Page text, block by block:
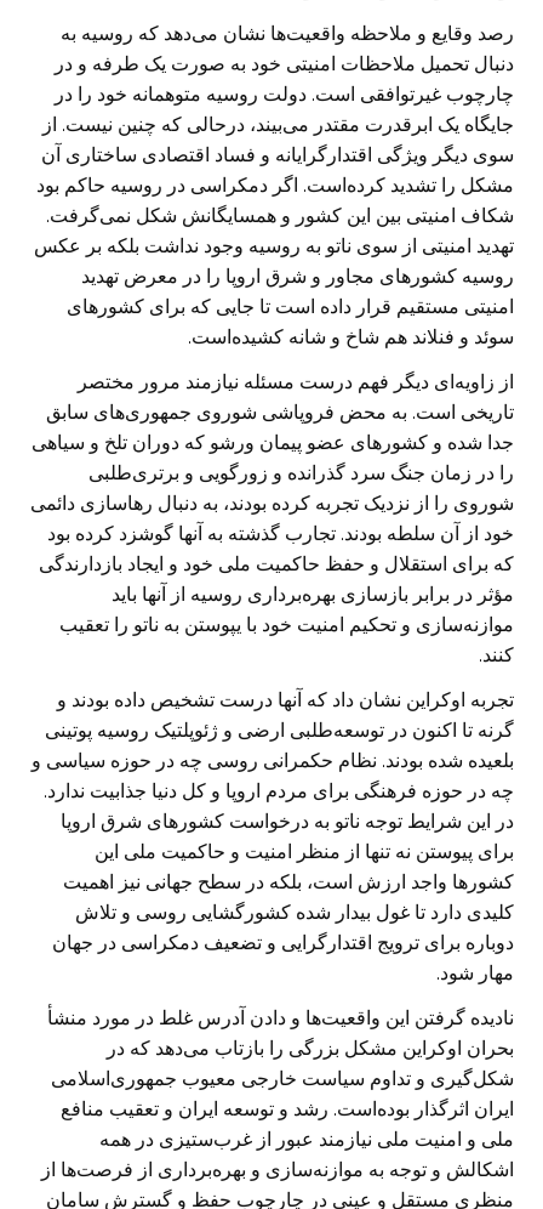
رصد وقایع و ملاحظه واقعیت‌ها نشان می‌دهد که روسیه به
دنبال تحمیل ملاحظات امنیتی خود به صورت یک طرفه و در
چارچوب غیرتوافقی است. دولت روسیه متوهمانه خود را در
جایگاه یک ابرقدرت مقتدر می‌بیند، درحالی که چنین نیست. از
سوی دیگر ویژگی اقتدارگرایانه و فساد اقتصادی ساختاری آن
مشکل را تشدید کرده‌است. اگر دمکراسی در روسیه حاکم بود
شکاف امنیتی بین این کشور و همسایگانش شکل نمی‌گرفت.
تهدید امنیتی از سوی ناتو به روسیه وجود نداشت بلکه بر عکس
روسیه کشورهای مجاور و شرق اروپا را در معرض تهدید
امنیتی مستقیم قرار داده است تا جایی که برای کشورهای
سوئد و فنلاند هم شاخ و شانه کشیده‌است.
از زاویه‌ای دیگر فهم درست مسئله نیازمند مرور مختصر
تاریخی است. به محض فروپاشی شوروی جمهوری‌های سابق
جدا شده و کشورهای عضو پیمان ورشو که دوران تلخ و سیاهی
را در زمان جنگ سرد گذرانده و زورگویی و برتری‌طلبی
شوروی را از نزدیک تجربه کرده بودند، به دنبال رهاسازی دائمی
خود از آن سلطه بودند. تجارب گذشته به آنها گوشزد کرده بود
که برای استقلال و حفظ حاکمیت ملی خود و ایجاد بازدارندگی
مؤثر در برابر بازسازی بهره‌برداری روسیه از آنها باید
موازنه‌سازی و تحکیم امنیت خود با یپوستن به ناتو را تعقیب
کنند.
تجربه اوکراین نشان داد که آنها درست تشخیص داده بودند و
گرنه تا اکنون در توسعه‌طلبی ارضی و ژئوپلتیک روسیه پوتینی
بلعیده شده بودند. نظام حکمرانی روسی چه در حوزه سیاسی و
چه در حوزه فرهنگی برای مردم اروپا و کل دنیا جذابیت ندارد.
در این شرایط توجه ناتو به درخواست کشورهای شرق اروپا
برای پیوستن نه تنها از منظر امنیت و حاکمیت ملی این
کشورها واجد ارزش است، بلکه در سطح جهانی نیز اهمیت
کلیدی دارد تا غول بیدار شده کشورگشایی روسی و تلاش
دوباره برای ترویج اقتدارگرایی و تضعیف دمکراسی در جهان
مهار شود.
نادیده گرفتن این واقعیت‌ها و دادن آدرس غلط در مورد منشأ
بحران اوکراین مشکل بزرگی را بازتاب می‌دهد که در
شکل‌گیری و تداوم سیاست خارجی معیوب جمهوری‌اسلامی
ایران اثرگذار بوده‌است. رشد و توسعه ایران و تعقیب منافع
ملی و امنیت ملی نیازمند عبور از غرب‌ستیزی در همه
اشکالش و توجه به موازنه‌سازی و بهره‌برداری از فرصت‌ها از
منظری مستقل و عینی در چارچوب حفظ و گسترش سامان